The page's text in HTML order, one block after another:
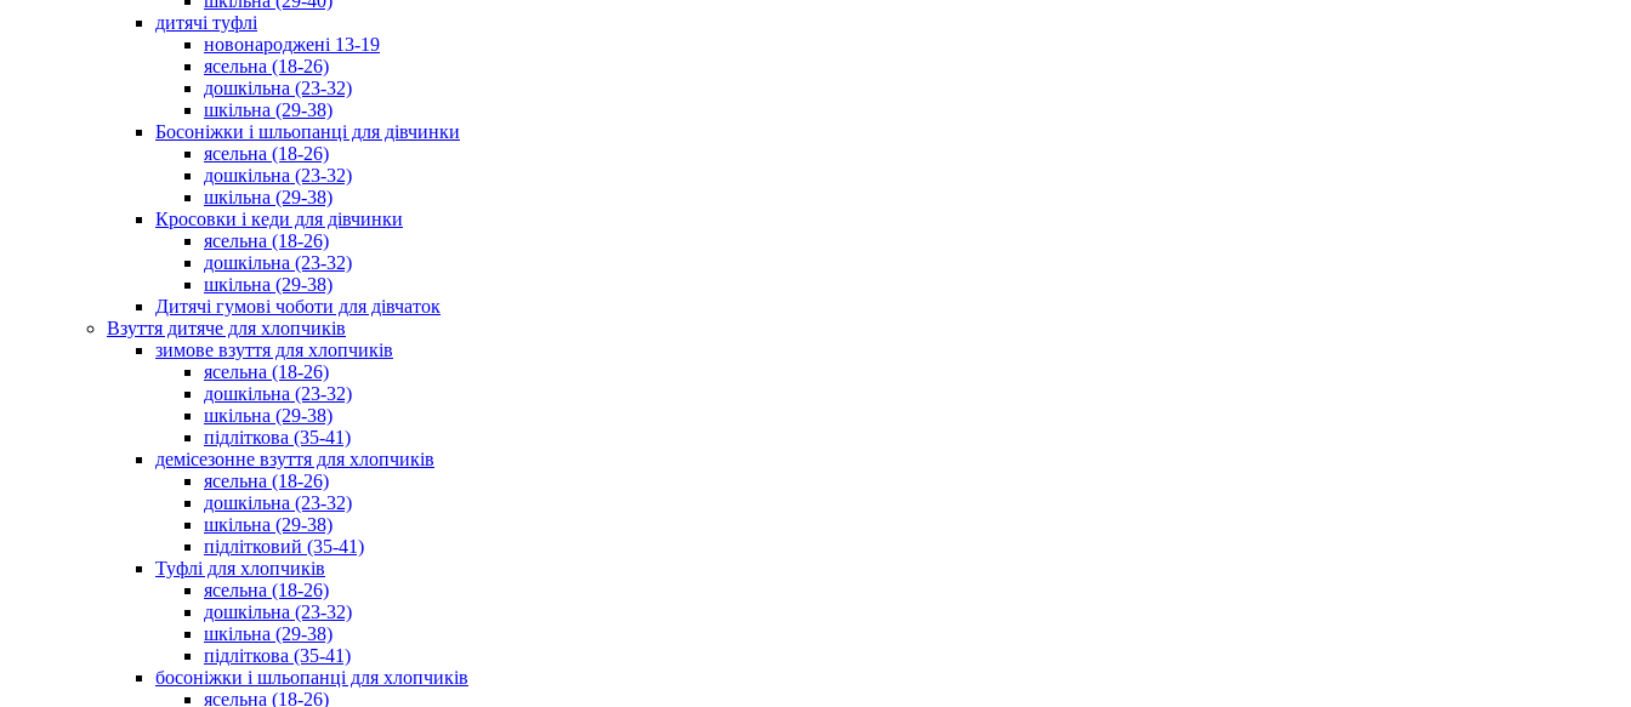
дитячі туфлі
новонароджені 13-19
ясельна (18-26)
дошкільна (23-32)
шкільна (29-38)
Босоніжки і шльопанці для дівчинки
ясельна (18-26)
дошкільна (23-32)
шкільна (29-38)
Кросовки і кеди для дівчинки
ясельна (18-26)
дошкільна (23-32)
шкільна (29-38)
Дитячі гумові чоботи для дівчаток
Взуття дитяче для хлопчиків
зимове взуття для хлопчиків
ясельна (18-26)
дошкільна (23-32)
шкільна (29-38)
підліткова (35-41)
демісезонне взуття для хлопчиків
ясельна (18-26)
дошкільна (23-32)
шкільна (29-38)
підлітковий (35-41)
Туфлі для хлопчиків
ясельна (18-26)
дошкільна (23-32)
шкільна (29-38)
підліткова (35-41)
босоніжки і шльопанці для хлопчиків
ясельна (18-26)